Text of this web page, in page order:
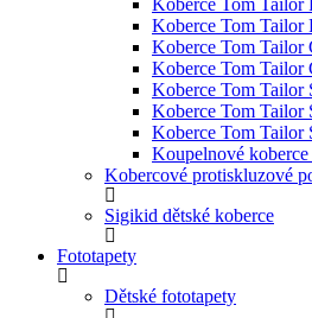
Koberce Tom Tailor
Koberce Tom Tailor
Koberce Tom Tailor
Koberce Tom Tailor
Koberce Tom Tailor
Koberce Tom Tailor
Koupelnové
Kobercové protiskluzové
Sigikid dětské koberce
Fototapety
Dětské fototapety